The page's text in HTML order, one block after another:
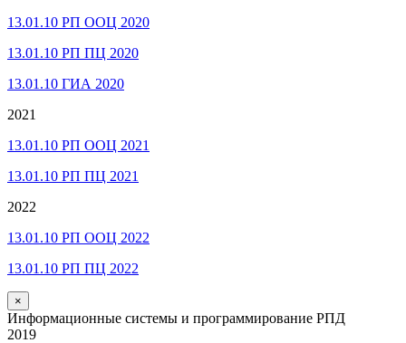
13.01.10 РП ООЦ 2020
13.01.10 РП ПЦ 2020
13.01.10 ГИА 2020
2021
13.01.10 РП ООЦ 2021
13.01.10 РП ПЦ 2021
2022
13.01.10 РП ООЦ 2022
13.01.10 РП ПЦ 2022
×
Информационные системы и программирование РПД
2019